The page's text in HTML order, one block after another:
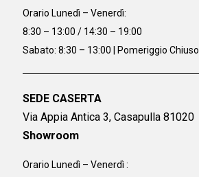
Orario Lunedì – Venerdì:
8:30 – 13:00 / 14:30 – 19:00
Sabato: 8:30 – 13:00 | Pomeriggio Chiuso
SEDE CASERTA
Via Appia Antica 3, Casapulla 81020
Showroom
Orario Lunedì – Venerdì :